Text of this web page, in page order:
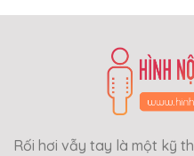
Rối hơi vẫy tay là một kỹ